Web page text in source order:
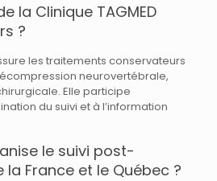
la Clinique TAGMED
?
les traitements conservateurs
neurovertébrale,
Elle participe
du suivi et à l’information
le suivi post-
France et le Québec ?